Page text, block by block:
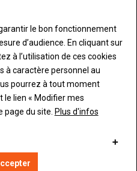
à considérer pour les
agricole : comment
15 centimes d’euros par
?
du GNR
2026 ?
le bon fonctionnement
d’audience. En cliquant sur
à l’utilisation de ces cookies
à caractère personnel au
pourrez à tout moment
le lien « Modifier mes
page du site. Plus d'infos